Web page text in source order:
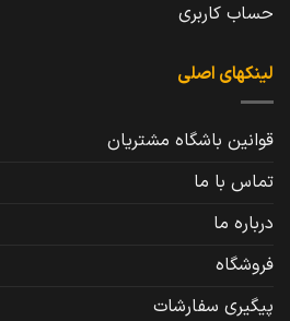
حساب کاربری
لینکهای اصلی
قوانین باشگاه مشتریان
تماس با ما
درباره ما
فروشگاه
پیگیری سفارشات